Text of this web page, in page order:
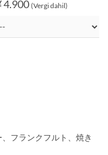
4.900 (Vergi dahil)
フランクフルト、焼き